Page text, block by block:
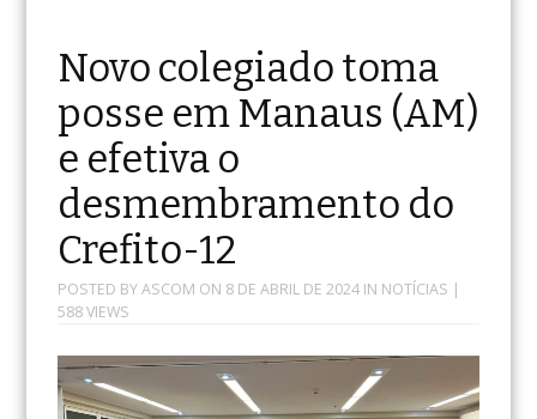
Novo colegiado toma
posse em Manaus (AM)
e efetiva o
desmembramento do
Crefito-12
POSTED BYASCOM ON 8 DE ABRIL DE 2024IN NOTÍCIAS |
588 VIEWS